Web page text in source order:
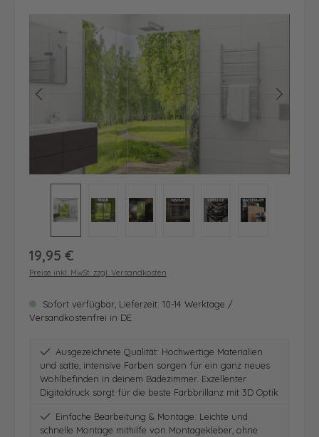
Bildergalerie überspringen
Regulärer Preis:
19,95 €
Preise inkl. MwSt. zzgl. Versandkosten
Sofort verfügbar, Lieferzeit: 10-14 Werktage /
Versandkostenfrei in DE
Ausgezeichnete Qualität: Hochwertige Materialien
und satte, intensive Farben sorgen für ein ganz neues
Wohlbefinden in deinem Badezimmer. Exzellenter
Digitaldruck sorgt für die beste Farbbrillanz mit 3D Optik
Einfache Bearbeitung & Montage: Leichte und
schnelle Montage mithilfe von Montagekleber, ohne